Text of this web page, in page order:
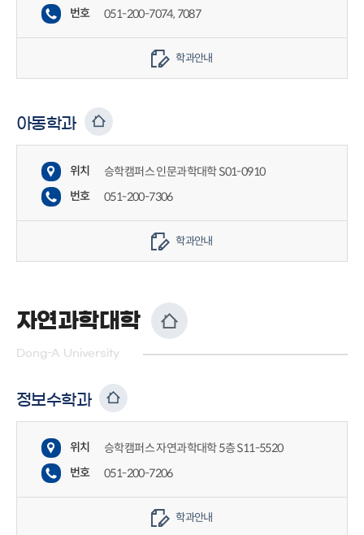
번호
051-200-7074, 7087
학과안내
아동학과
위치
승학캠퍼스 인문과학대학 S01-0910
번호
051-200-7306
학과안내
자연과학대학
Dong-A University
정보수학과
위치
승학캠퍼스 자연과학대학 5층 S11-5520
번호
051-200-7206
학과안내